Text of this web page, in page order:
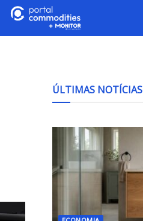
ÚLTIMAS NOTÍCIAS